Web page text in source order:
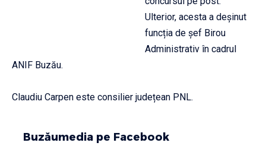
Ulterior, acesta a deșinut
funcția de șef Birou
Administrativ în cadrul
ANIF Buzău.
Claudiu Carpen este consilier județean PNL.
Buzăumedia pe Facebook